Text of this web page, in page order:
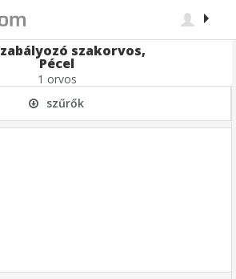
szakorvos,
Pécel
1 orvos
szűrők